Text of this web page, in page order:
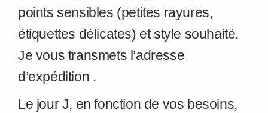
points sensibles (petites rayures,
étiquettes délicates) et style souhaité.
Je vous transmets l’adresse
d’expédition .
Le jour J, en fonction de vos besoins,